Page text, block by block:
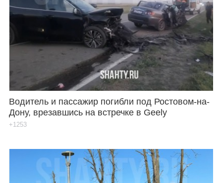
Водитель и пассажир погибли под Ростовом-на-
Дону, врезавшись на встречке в Geely
+1253